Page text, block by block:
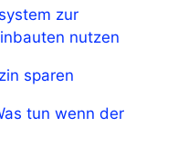
zur
nutzen
sparen
tun wenn der